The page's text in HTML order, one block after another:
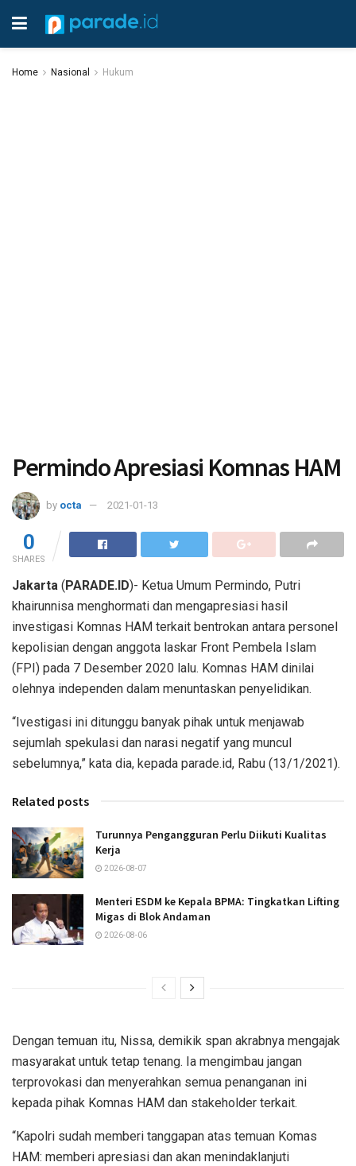
Home Nasional Hukum
Permindo Apresiasi Komnas HAM
by octa 2021-01-13
0
SHARES
Jakarta (PARADE.ID)- Ketua Umum Permindo, Putri
khairunnisa menghormati dan mengapresiasi hasil
investigasi Komnas HAM terkait bentrokan antara personel
kepolisian dengan anggota laskar Front Pembela Islam
(FPI) pada 7 Desember 2020 lalu. Komnas HAM dinilai
olehnya independen dalam menuntaskan penyelidikan.
“Ivestigasi ini ditunggu banyak pihak untuk menjawab
sejumlah spekulasi dan narasi negatif yang muncul
sebelumnya,” kata dia, kepada parade.id, Rabu (13/1/2021).
Related posts
Turunnya Pengangguran Perlu Diikuti Kualitas
Kerja
2026-08-07
Menteri ESDM ke Kepala BPMA: Tingkatkan Lifting
Migas di Blok Andaman
2026-08-06
Dengan temuan itu, Nissa, demikik span akrabnya mengajak
masyarakat untuk tetap tenang. Ia mengimbau jangan
terprovokasi dan menyerahkan semua penanganan ini
kepada pihak Komnas HAM dan stakeholder terkait.
“Kapolri sudah memberi tanggapan atas temuan Komas
HAM: memberi apresiasi dan akan menindaklanjuti